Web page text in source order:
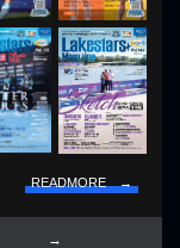
READMORE →